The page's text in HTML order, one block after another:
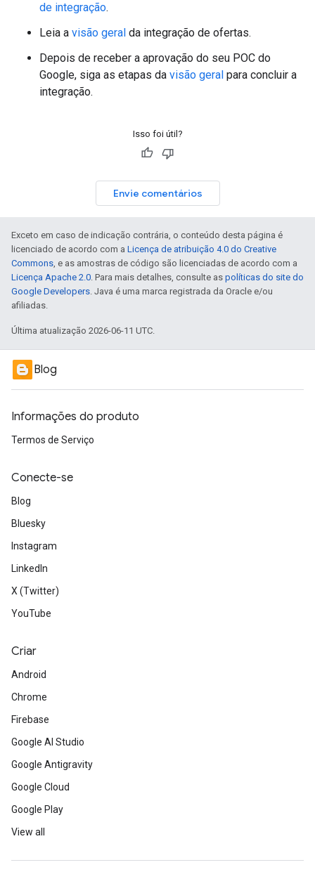
de integração.
Leia a visão geral da integração de ofertas.
Depois de receber a aprovação do seu POC do
Google, siga as etapas da visão geral para concluir a
integração.
Isso foi útil?
Envie comentários
Exceto em caso de indicação contrária, o conteúdo desta página é
licenciado de acordo com a Licença de atribuição 4.0 do Creative
Commons, e as amostras de código são licenciadas de acordo com a
Licença Apache 2.0. Para mais detalhes, consulte as políticas do site do
Google Developers. Java é uma marca registrada da Oracle e/ou
afiliadas.
Última atualização 2026-06-11 UTC.
Blog
Informações do produto
Termos de Serviço
Conecte-se
Blog
Bluesky
Instagram
LinkedIn
X (Twitter)
YouTube
Criar
Android
Chrome
Firebase
Google AI Studio
Google Antigravity
Google Cloud
Google Play
View all